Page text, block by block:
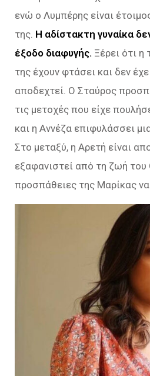
ενώ ο Λυμπέρης είναι
της. Η αδίστακτη γυναίκα
έξοδο διαφυγής. Ξέρει ότι η
της έχουν φτάσει και δεν
αποδεχτεί. Ο Σταύρος
τις μετοχές που είχε
και η Αννέζα επιφυλάσσει
Στο μεταξύ, η Αρετή είναι
εξαφανιστεί από τη ζωή
προσπάθειες της Μαρίκας να